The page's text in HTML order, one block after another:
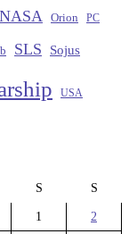
NASA Orion PC
SLS Sojus
USA
S S
1 2